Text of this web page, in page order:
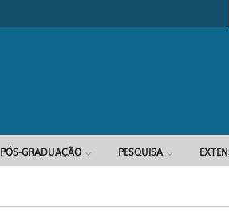
Formulário de busca
PÓS-GRADUAÇÃO PESQUISA